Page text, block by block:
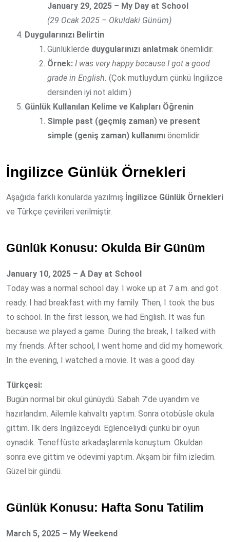
January 29, 2025 – My Day at School
(29 Ocak 2025 – Okuldaki Günüm)
Duygularınızı Belirtin
Günlüklerde duygularınızı anlatmak önemlidir.
Örnek: I was very happy because I got a good
grade in English. (Çok mutluydum çünkü İngilizce
dersinden iyi not aldım.)
Günlük Kullanılan Kelime ve Kalıpları Öğrenin
Simple past (geçmiş zaman) ve present
simple (geniş zaman) kullanımı önemlidir.
İngilizce Günlük Örnekleri
Aşağıda farklı konularda yazılmış İngilizce Günlük Örnekleri
ve Türkçe çevirileri verilmiştir.
Günlük Konusu: Okulda Bir Günüm
January 10, 2025 – A Day at School
Today was a normal school day. I woke up at 7 a.m. and got
ready. I had breakfast with my family. Then, I took the bus
to school. In the first lesson, we had English. It was fun
because we played a game. During the break, I talked with
my friends. After school, I went home and did my homework.
In the evening, I watched a movie. It was a good day.
Türkçesi:
Bugün normal bir okul günüydü. Sabah 7’de uyandım ve
hazırlandım. Ailemle kahvaltı yaptım. Sonra otobüsle okula
gittim. İlk ders İngilizceydi. Eğlenceliydi çünkü bir oyun
oynadık. Teneffüste arkadaşlarımla konuştum. Okuldan
sonra eve gittim ve ödevimi yaptım. Akşam bir film izledim.
Güzel bir gündü.
Günlük Konusu: Hafta Sonu Tatilim
March 5, 2025 – My Weekend